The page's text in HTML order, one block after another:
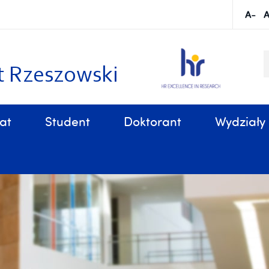
Student Doktorant Wydziały